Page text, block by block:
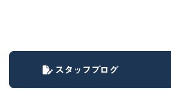
スタッフブログ